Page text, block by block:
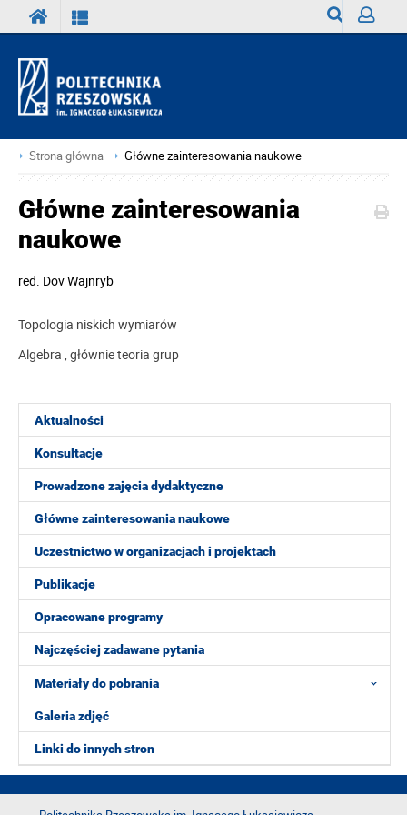
Strona główna Główne zainteresowania naukowe
Aktualności
Konsultacje
Prowadzone zajęcia dydaktyczne
Główne zainteresowania naukowe
Uczestnictwo w organizacjach i projektach
Publikacje
Opracowane programy
Najczęściej zadawane pytania
Materiały do pobrania
Galeria zdjęć
Linki do innych stron
Główne zainteresowania
naukowe
red. Dov Wajnryb
Topologia niskich wymiarów
Algebra , głównie teoria grup